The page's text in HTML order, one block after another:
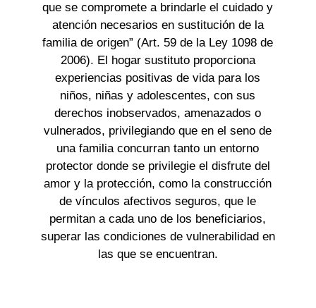
que se compromete a brindarle el cuidado y
atención necesarios en sustitución de la
familia de origen” (Art. 59 de la Ley 1098 de
2006). El hogar sustituto proporciona
experiencias positivas de vida para los
niños, niñas y adolescentes, con sus
derechos inobservados, amenazados o
vulnerados, privilegiando que en el seno de
una familia concurran tanto un entorno
protector donde se privilegie el disfrute del
amor y la protección, como la construcción
de vínculos afectivos seguros, que le
permitan a cada uno de los beneficiarios,
superar las condiciones de vulnerabilidad en
las que se encuentran.